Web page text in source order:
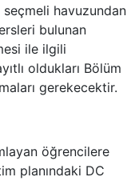
havuzundan
bulunan
ile ilgili
oldukları Bölüm
gerekecektir.
öğrencilere
planındaki DC